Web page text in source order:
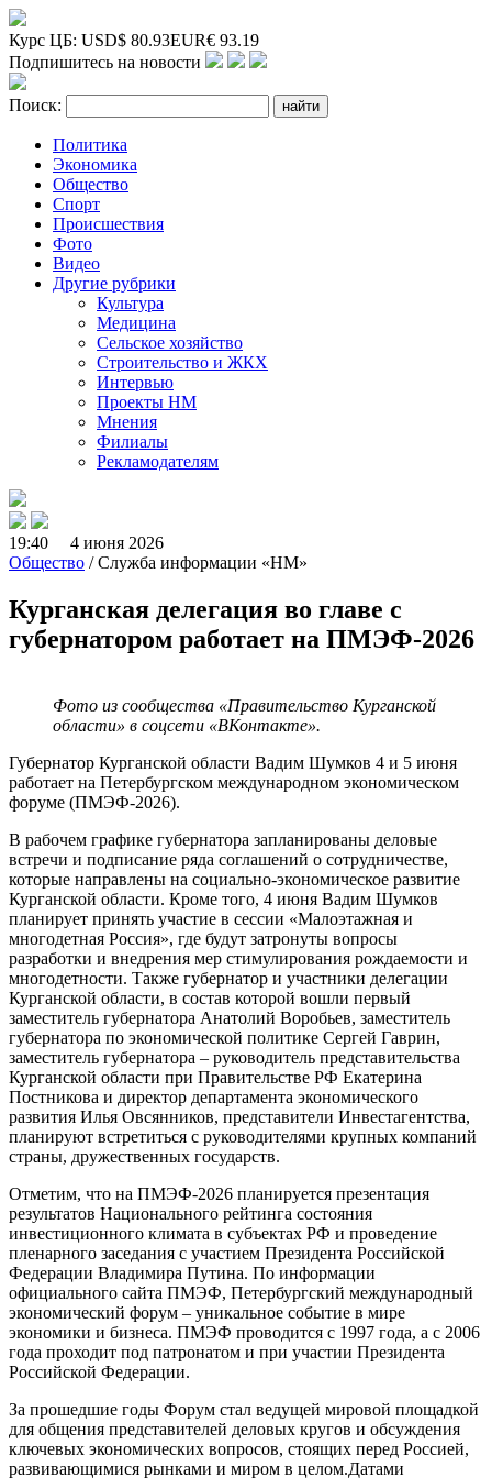
Курс ЦБ: USD$ 80.93EUR€ 93.19
Подпишитесь на новости
Поиск:
Политика
Экономика
Общество
Спорт
Происшествия
Фото
Видео
Другие рубрики
Культура
Медицина
Сельское хозяйство
Строительство и ЖКХ
Интервью
Проекты НМ
Мнения
Филиалы
Рекламодателям
19:40 4 июня 2026
Общество / Служба информации «НМ»
Курганская делегация во главе с
губернатором работает на ПМЭФ-2026
Фото из сообщества «Правительство Курганской
области» в соцсети «ВКонтакте».
Губернатор Курганской области Вадим Шумков 4 и 5 июня
работает на Петербургском международном экономическом
форуме (ПМЭФ-2026).
В рабочем графике губернатора запланированы деловые
встречи и подписание ряда соглашений о сотрудничестве,
которые направлены на социально-экономическое развитие
Курганской области. Кроме того, 4 июня Вадим Шумков
планирует принять участие в сессии «Малоэтажная и
многодетная Россия», где будут затронуты вопросы
разработки и внедрения мер стимулирования рождаемости и
многодетности. Также губернатор и участники делегации
Курганской области, в состав которой вошли первый
заместитель губернатора Анатолий Воробьев, заместитель
губернатора по экономической политике Сергей Гаврин,
заместитель губернатора – руководитель представительства
Курганской области при Правительстве РФ Екатерина
Постникова и директор департамента экономического
развития Илья Овсянников, представители Инвестагентства,
планируют встретиться с руководителями крупных компаний
страны, дружественных государств.
Отметим, что на ПМЭФ-2026 планируется презентация
результатов Национального рейтинга состояния
инвестиционного климата в субъектах РФ и проведение
пленарного заседания с участием Президента Российской
Федерации Владимира Путина. По информации
официального сайта ПМЭФ, Петербургский международный
экономический форум – уникальное событие в мире
экономики и бизнеса. ПМЭФ проводится с 1997 года, а с 2006
года проходит под патронатом и при участии Президента
Российской Федерации.
За прошедшие годы Форум стал ведущей мировой площадкой
для общения представителей деловых кругов и обсуждения
ключевых экономических вопросов, стоящих перед Россией,
развивающимися рынками и миром в целом.Датами